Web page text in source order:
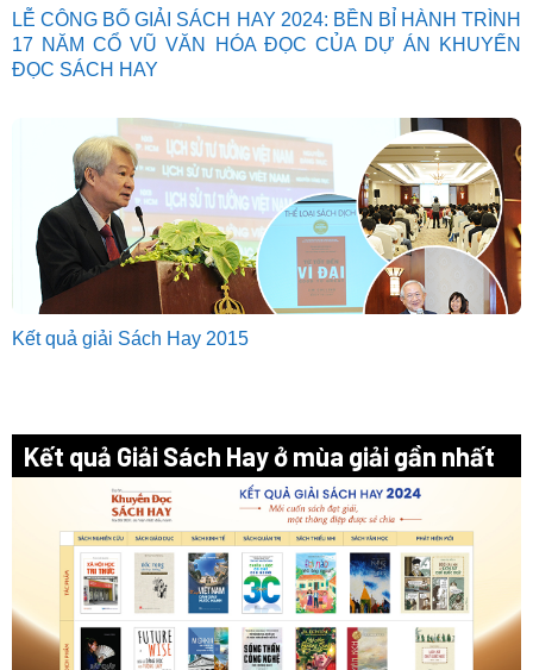
LỄ CÔNG BỐ GIẢI SÁCH HAY 2024: BỀN BỈ HÀNH TRÌNH
17 NĂM CỔ VŨ VĂN HÓA ĐỌC CỦA DỰ ÁN KHUYẾN
ĐỌC SÁCH HAY
Kết quả giải Sách Hay 2015
Kết quả Giải Sách Hay ở mùa giải gần nhất